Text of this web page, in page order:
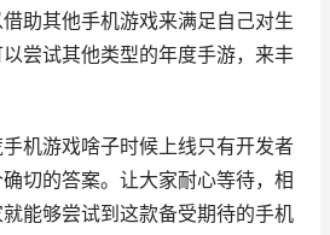
助其他手机游戏来满足自己对生
尝试其他类型的年度手游，来丰
机游戏啥子时候上线只有开发者
切的答案。让大家耐心等待，相
能够尝试到这款备受期待的手机